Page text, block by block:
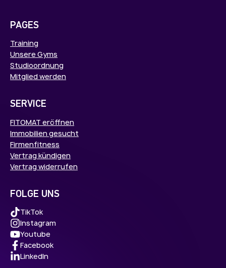
PAGES
Training
Unsere Gyms
Studioordnung
Mitglied werden
SERVICE
FITOMAT eröffnen
Immobilien gesucht
Firmenfitness
Vertrag kündigen
Vertrag widerrufen
FOLGE UNS
TikTok
Instagram
Youtube
Facebook
LinkedIn